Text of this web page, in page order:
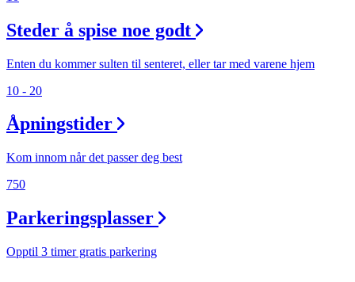
Steder å spise noe godt
Enten du kommer sulten til senteret, eller tar med varene hjem
10 - 20
Åpningstider
Kom innom når det passer deg best
750
Parkeringsplasser
Opptil 3 timer gratis parkering